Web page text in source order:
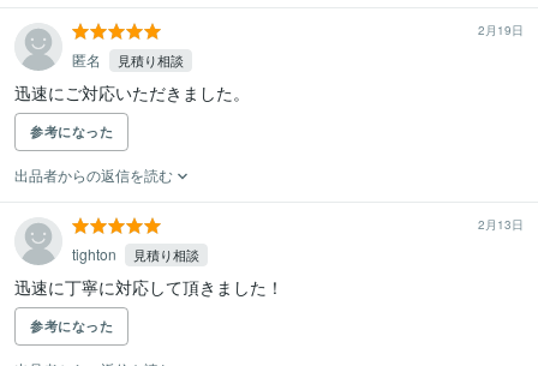
2月19日
匿名 見積り相談
迅速にご対応いただきました。
参考になった
出品者からの返信を読む
2月13日
tighton 見積り相談
迅速に丁寧に対応して頂きました！
参考になった